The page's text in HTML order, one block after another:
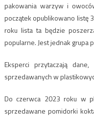
pakowania warzyw i
początek opublikowano listę
roku lista ta będzie
popularne. Jest jednak grupa
Eksperci przytaczają
sprzedawanych w
Do czerwca 2023 roku w
sprzedawane pomidorki